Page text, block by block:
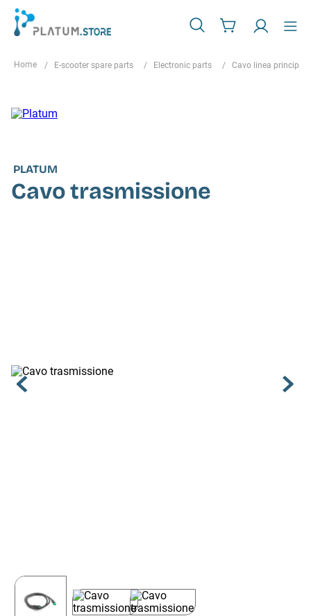
E-scooter spare parts Electronic parts Cavo linea
PLATUM
Cavo trasmissione